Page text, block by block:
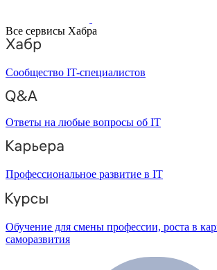
Все сервисы Хабра
Сообщество IT-специалистов
Ответы на любые вопросы об IT
Профессиональное развитие в IT
Обучение для смены профессии, роста в
саморазвития